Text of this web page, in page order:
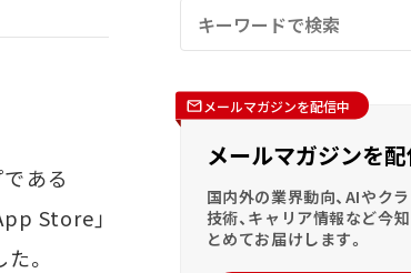
ある
Store」
。
メールマガジンを配信中
メールマガジンを
国内外の業界動向、AIやク
技術、キャリア情報など今
とめてお届けします。